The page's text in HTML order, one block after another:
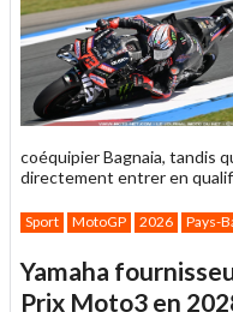
coéquipier Bagnaia, tandis
directement entrer en
Sport MotoGP 2026 Pays-
Yamaha
Prix Moto3 en